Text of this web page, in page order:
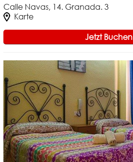
Calle Navas, 14. Granada. 3
Karte
Jetzt Buchen